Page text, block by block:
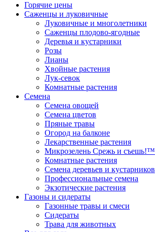
Горячие цены
Саженцы и луковичные
Луковичные и многолетники
Саженцы плодово-ягодные
Деревья и кустарники
Розы
Лианы
Хвойные растения
Лук-севок
Комнатные растения
Семена
Семена овощей
Семена цветов
Пряные травы
Огород на балконе
Лекарственные растения
Микрозелень Срежь и съешь!™
Комнатные растения
Семена деревьев и кустарников
Профессиональные семена
Экзотические растения
Газоны и сидераты
Газонные травы и смеси
Сидераты
Трава для животных